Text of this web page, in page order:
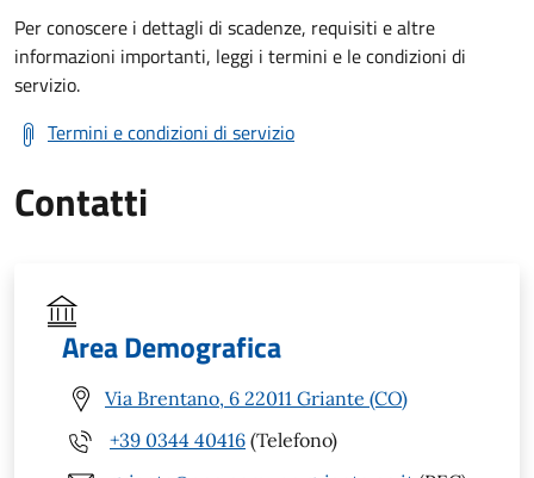
Per conoscere i dettagli di scadenze, requisiti e altre
informazioni importanti, leggi i termini e le condizioni di
servizio.
Termini e condizioni di servizio
Contatti
Area Demografica
Via Brentano, 6 22011 Griante (CO)
+39 0344 40416 (Telefono)